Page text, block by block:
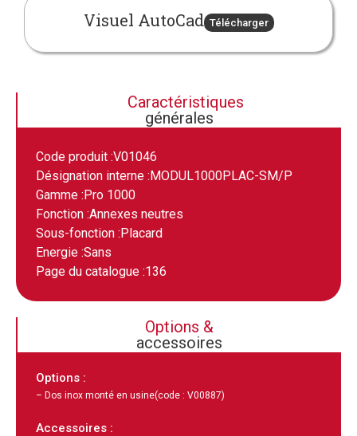
Visuel AutoCad Télécharger
Caractéristiques
générales
Code produit :V01046
Désignation interne :MODUL1000PLAC-SM/P
Gamme :Pro 1000
Fonction :Annexes neutres
Sous-fonction :Placard
Energie :Sans
Page du catalogue :136
Options &
accessoires
Options :
– Dos inox monté en usine(code : V00887)
Accessoires :